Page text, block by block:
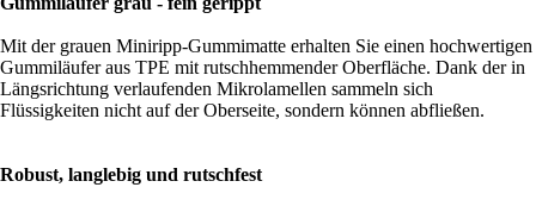
Mit der grauen Miniripp-Gummimatte erhalten Sie einen hochwertigen
Gummiläufer aus TPE mit rutschhemmender Oberfläche. Dank der in
Längsrichtung verlaufenden Mikrolamellen sammeln sich
Flüssigkeiten nicht auf der Oberseite, sondern können abfließen.
Robust, langlebig und rutschfest